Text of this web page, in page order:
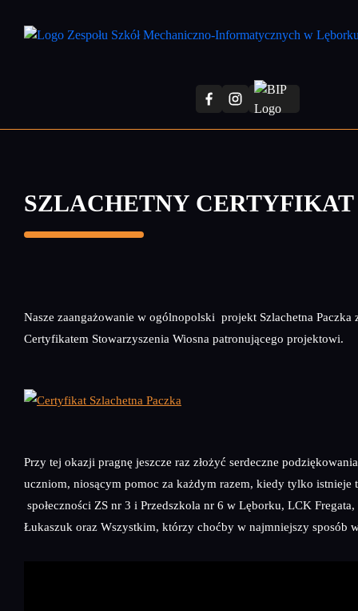
SZLACHETNY CERTYFIKAT
Nasze zaangażowanie w ogólnopolski projekt Szlachetna Paczka
Certyfikatem Stowarzyszenia Wiosna patronującego projektowi.
Przy tej okazji pragnę jeszcze raz złożyć serdeczne
uczniom, niosącym pomoc za każdym razem, kiedy tylko istnieje
społeczności ZS nr 3 i Przedszkola nr 6 w Lęborku, LCK
Łukaszuk oraz Wszystkim, którzy choćby w najmniejszy sposób